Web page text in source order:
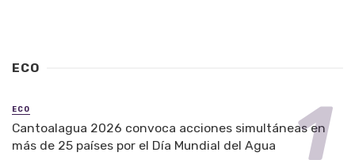
ECO
ECO
Cantoalagua 2026 convoca acciones simultáneas en
más de 25 países por el Día Mundial del Agua